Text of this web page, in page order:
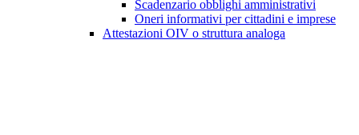
Scadenzario obblighi amministrativi
Oneri informativi per cittadini e imprese
Attestazioni OIV o struttura analoga